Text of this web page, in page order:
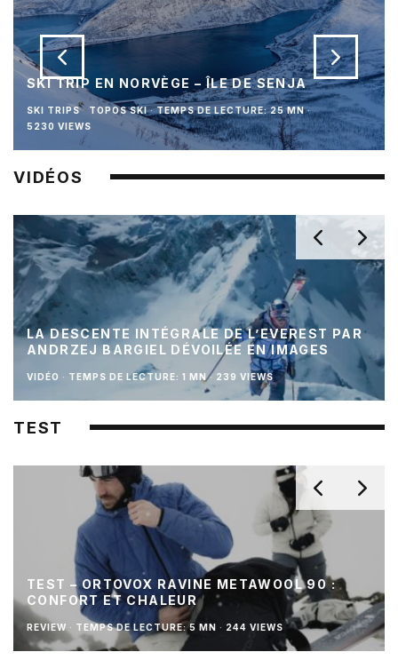
SKI TRIP EN NORVÈGE – ÎLE DE SENJA
SKI TRIPS TOPOS SKI · TEMPS DE LECTURE: 25 MN ·
5230 VIEWS
VIDÉOS
LA DESCENTE INTÉGRALE DE L’EVEREST PAR
ANDRZEJ BARGIEL DÉVOILÉE EN IMAGES
VIDÉO · TEMPS DE LECTURE: 1 MN · 239 VIEWS
TEST
TEST – ORTOVOX RAVINE METAWOOL 90 :
CONFORT ET CHALEUR
REVIEW · TEMPS DE LECTURE: 5 MN · 244 VIEWS